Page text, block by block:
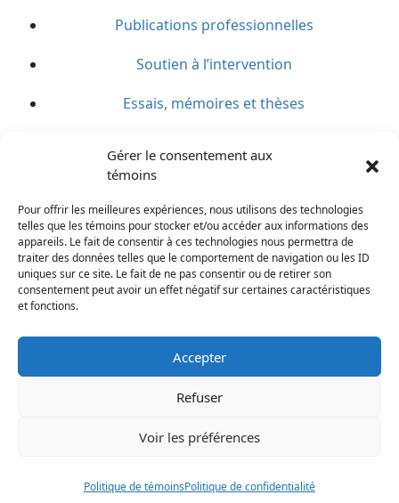
Gérer le consentement aux
témoins
Pour offrir les meilleures expériences, nous utilisons des technologies
telles que les témoins pour stocker et/ou accéder aux informations des
appareils. Le fait de consentir à ces technologies nous permettra de
traiter des données telles que le comportement de navigation ou les ID
uniques sur ce site. Le fait de ne pas consentir ou de retirer son
consentement peut avoir un effet négatif sur certaines caractéristiques
et fonctions.
Accepter
Refuser
Voir les préférences
Politique de témoinsPolitique de confidentialité
Publications professionnelles
Soutien à l’intervention
Essais, mémoires et thèses
ACTIVITÉS
BLOGUE
NOUVELLES